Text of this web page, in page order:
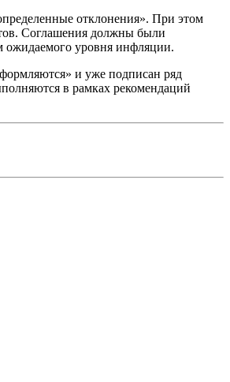
отклонения». При этом
Соглашения должны были
ожидаемого уровня инфляции.
и уже подписан ряд
в рамках рекомендаций